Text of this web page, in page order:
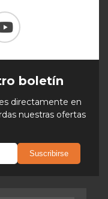
boletín
directamente en
nuestras ofertas
Suscribirse